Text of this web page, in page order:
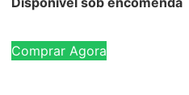
Comprar Agora